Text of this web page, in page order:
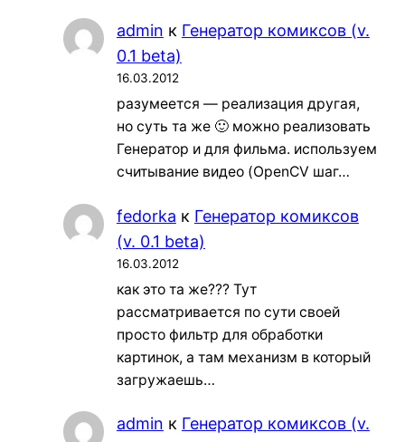
admin к Генератор комиксов (v.
0.1 beta)
16.03.2012
разумеется — реализация другая,
но суть та же 🙂 можно реализовать
Генератор и для фильма. используем
считывание видео (OpenCV шаг…
fedorka к Генератор комиксов
(v. 0.1 beta)
16.03.2012
как это та же??? Тут
рассматривается по сути своей
просто фильтр для обработки
картинок, а там механизм в который
загружаешь…
admin к Генератор комиксов (v.